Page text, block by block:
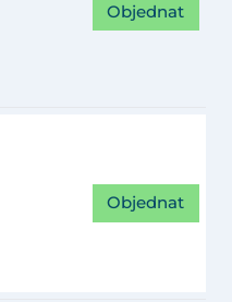
Objednat
Objednat